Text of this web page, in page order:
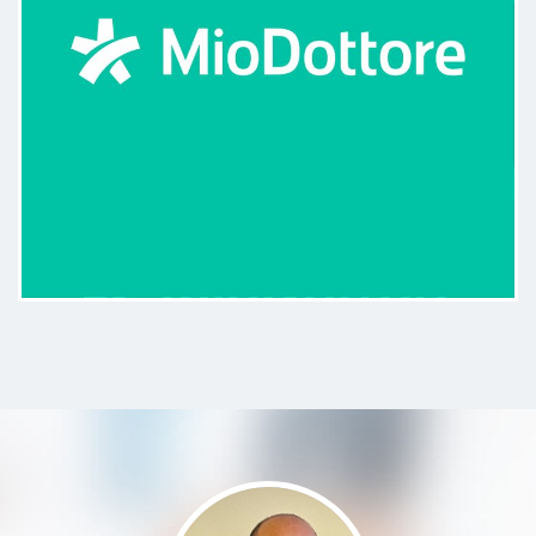
diventato un punto di riferimento
insostituibile; la sicurezza che
preparazione e la sua incredibile
Paziente